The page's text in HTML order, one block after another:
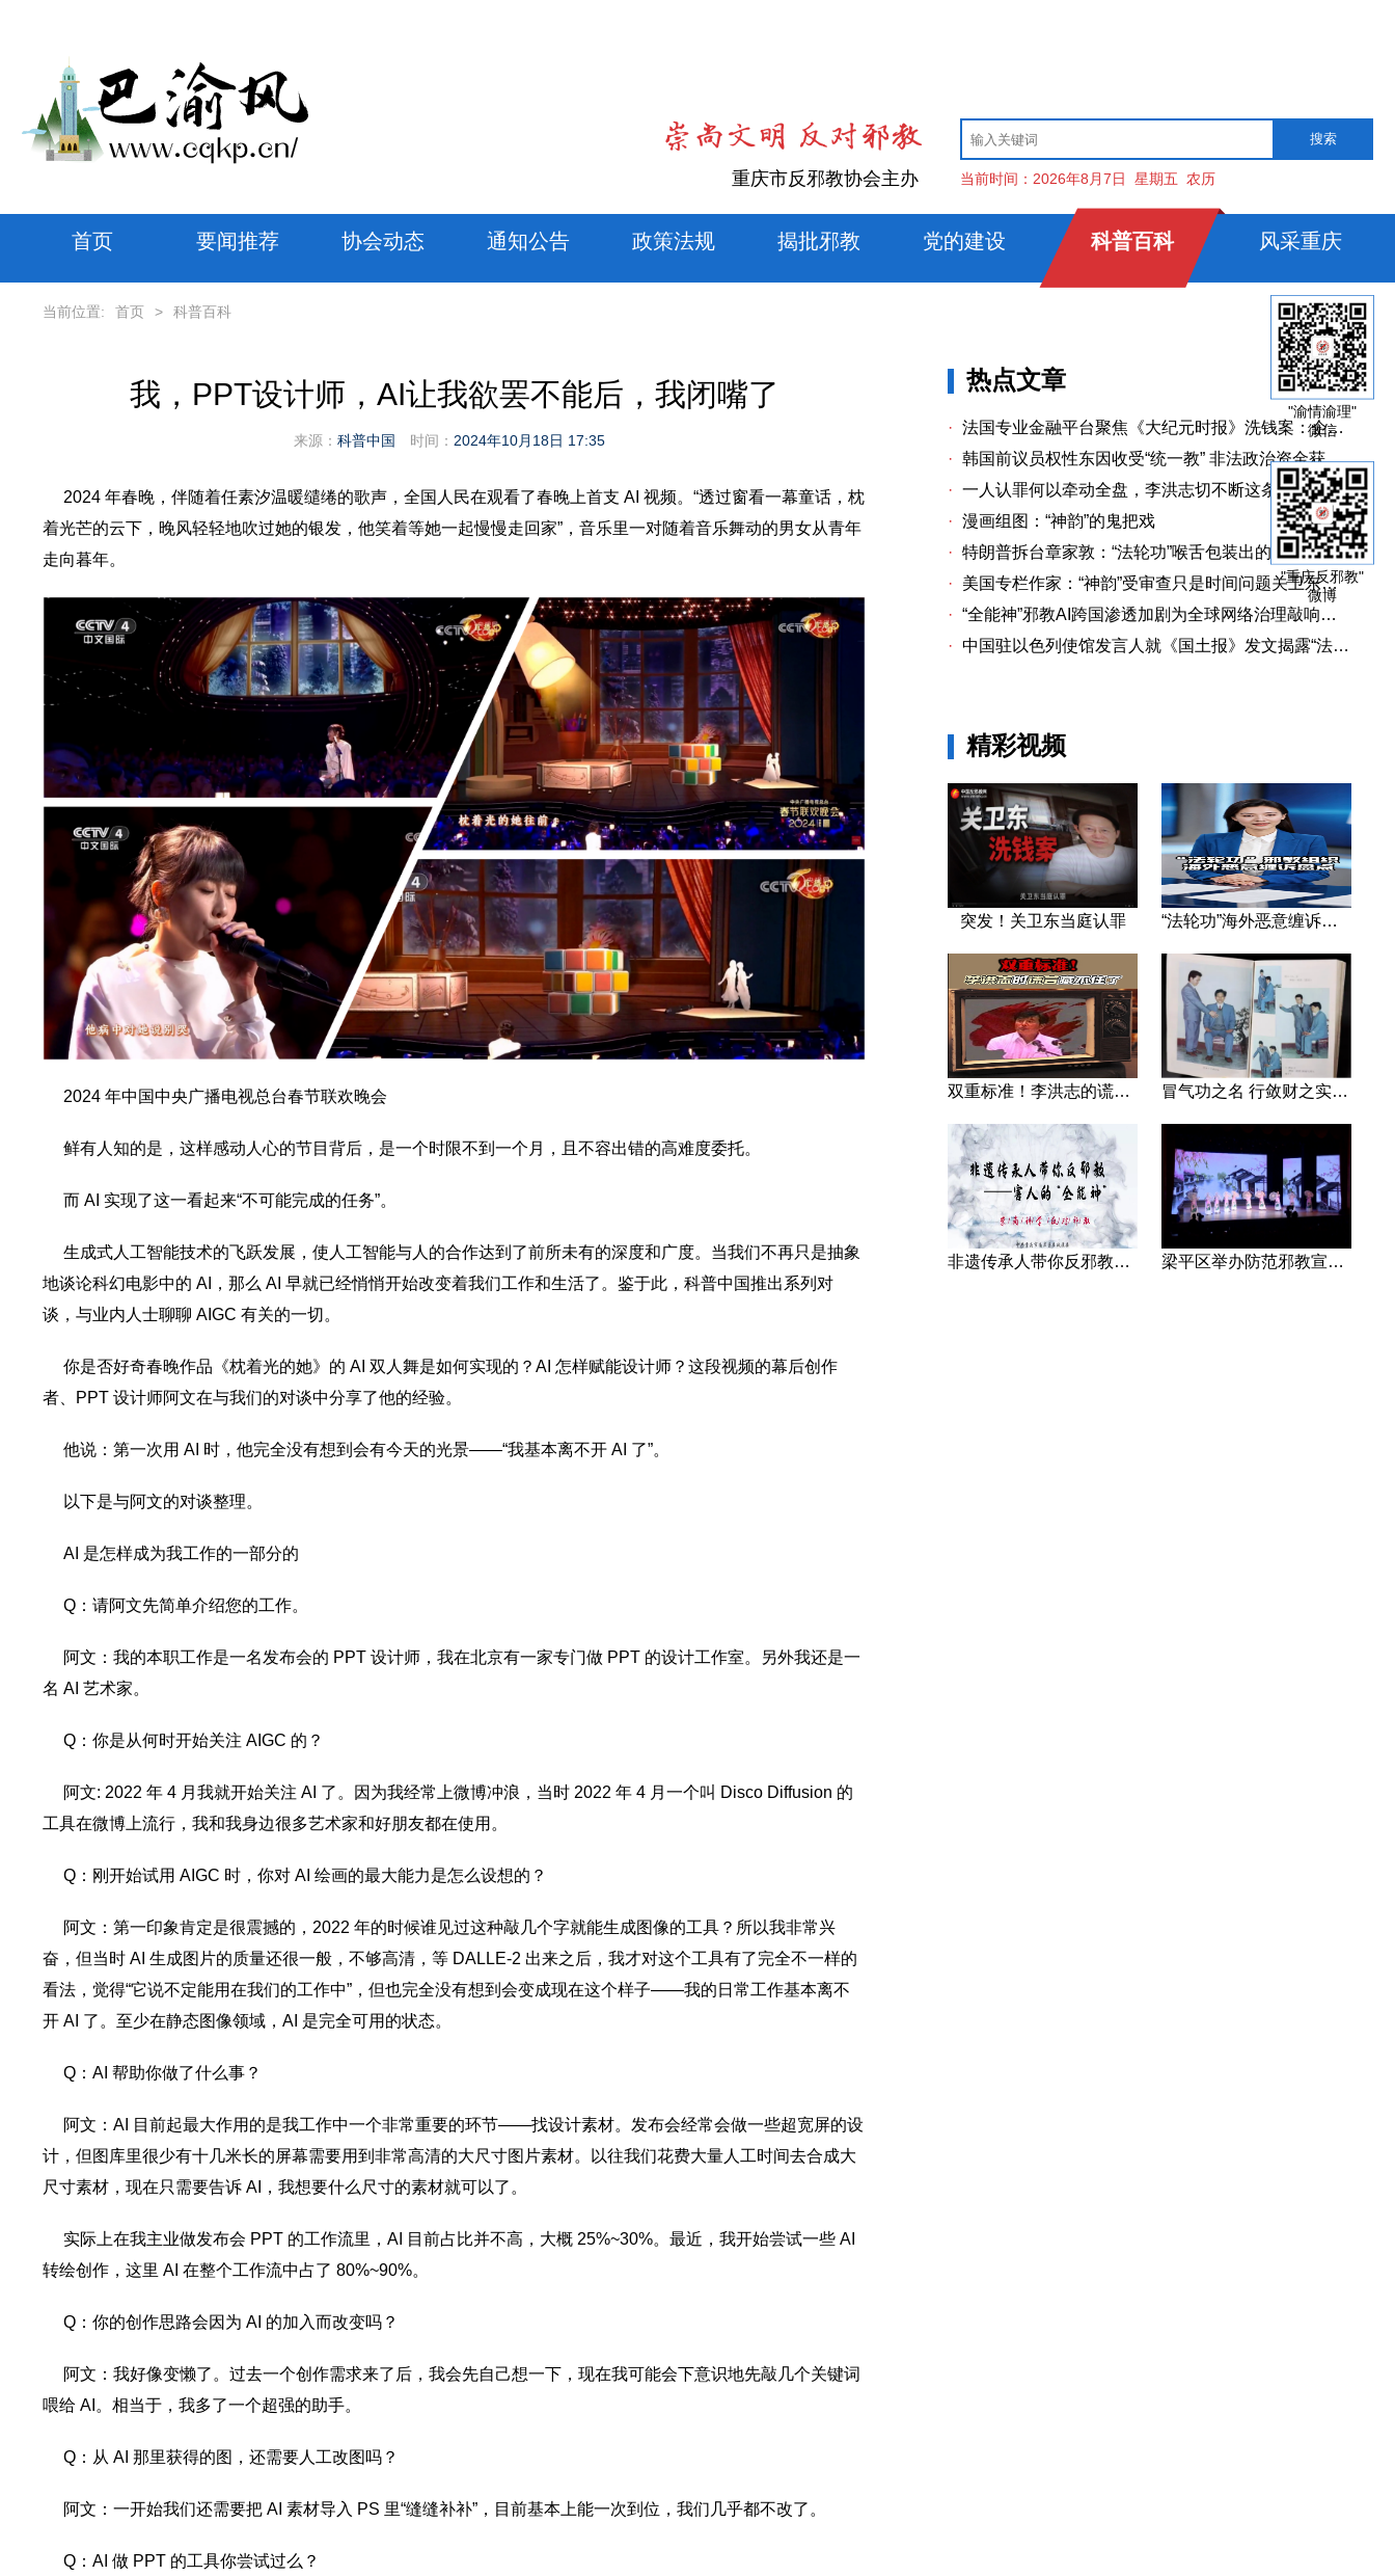
重庆市反邪教协会主办 当前时间： 2026年8月7日 星期五 农历
首页 要闻推荐 协会动态 通知公告 政策法规 揭批邪教 党的建设 科普百科 风采重庆
"渝情渝理"
微信
"重庆反邪教"
微博
当前位置: 首页 > 科普百科
我，PPT设计师，AI让我欲罢不能后，我闭嘴了
来源： 科普中国 时间： 2024年10月18日 17:35
2024 年春晚，伴随着任素汐温暖缱绻的歌声，全国人民在观看了春晚上首支 AI 视频。“透过窗看一幕童话，枕
着光芒的云下，晚风轻轻地吹过她的银发，他笑着等她一起慢慢走回家”，音乐里一对随着音乐舞动的男女从青年
走向暮年。
2024 年中国中央广播电视总台春节联欢晚会
鲜有人知的是，这样感动人心的节目背后，是一个时限不到一个月，且不容出错的高难度委托。
而 AI 实现了这一看起来“不可能完成的任务”。
生成式人工智能技术的飞跃发展，使人工智能与人的合作达到了前所未有的深度和广度。当我们不再只是抽象
地谈论科幻电影中的 AI，那么 AI 早就已经悄悄开始改变着我们工作和生活了。鉴于此，科普中国推出系列对
谈，与业内人士聊聊 AIGC 有关的一切。
你是否好奇春晚作品《枕着光的她》的 AI 双人舞是如何实现的？AI 怎样赋能设计师？这段视频的幕后创作
者、PPT 设计师阿文在与我们的对谈中分享了他的经验。
他说：第一次用 AI 时，他完全没有想到会有今天的光景——“我基本离不开 AI 了”。
以下是与阿文的对谈整理。
AI 是怎样成为我工作的一部分的
Q：请阿文先简单介绍您的工作。
阿文：我的本职工作是一名发布会的 PPT 设计师，我在北京有一家专门做 PPT 的设计工作室。另外我还是一
名 AI 艺术家。
Q：你是从何时开始关注 AIGC 的？
阿文: 2022 年 4 月我就开始关注 AI 了。因为我经常上微博冲浪，当时 2022 年 4 月一个叫 Disco Diffusion 的
工具在微博上流行，我和我身边很多艺术家和好朋友都在使用。
Q：刚开始试用 AIGC 时，你对 AI 绘画的最大能力是怎么设想的？
阿文：第一印象肯定是很震撼的，2022 年的时候谁见过这种敲几个字就能生成图像的工具？所以我非常兴
奋，但当时 AI 生成图片的质量还很一般，不够高清，等 DALLE-2 出来之后，我才对这个工具有了完全不一样的
看法，觉得“它说不定能用在我们的工作中”，但也完全没有想到会变成现在这个样子——我的日常工作基本离不
开 AI 了。至少在静态图像领域，AI 是完全可用的状态。
Q：AI 帮助你做了什么事？
阿文：AI 目前起最大作用的是我工作中一个非常重要的环节——找设计素材。发布会经常会做一些超宽屏的设
计，但图库里很少有十几米长的屏幕需要用到非常高清的大尺寸图片素材。以往我们花费大量人工时间去合成大
尺寸素材，现在只需要告诉 AI，我想要什么尺寸的素材就可以了。
实际上在我主业做发布会 PPT 的工作流里，AI 目前占比并不高，大概 25%~30%。最近，我开始尝试一些 AI
转绘创作，这里 AI 在整个工作流中占了 80%~90%。
Q：你的创作思路会因为 AI 的加入而改变吗？
阿文：我好像变懒了。过去一个创作需求来了后，我会先自己想一下，现在我可能会下意识地先敲几个关键词
喂给 AI。相当于，我多了一个超强的助手。
Q：从 AI 那里获得的图，还需要人工改图吗？
阿文：一开始我们还需要把 AI 素材导入 PS 里“缝缝补补”，目前基本上能一次到位，我们几乎都不改了。
Q：AI 做 PPT 的工具你尝试过么？
热点文章
· 法国专业金融平台聚焦《大纪元时报》洗钱案：企业治理漏洞与监管警示
· 韩国前议员权性东因收受“统一教” 非法政治资金获刑两年
· 一人认罪何以牵动全盘，李洪志切不断这条洗钱链
· 漫画组图：“神韵”的鬼把戏
· 特朗普拆台章家敦：“法轮功”喉舌包装出的“中国专家”
·
美国专栏作家：“神韵”受审查只是时间问题关卫东认罪牵出与《大纪元时报》资金链条
· “全能神”邪教AI跨国渗透加剧为全球网络治理敲响警钟
· 中国驻以色列使馆发言人就《国土报》发文揭露“法轮功”邪教本质答记者问
精彩视频
突发！关卫东当庭认罪 “法轮功”海外恶意缠诉盘点
双重标准！李洪志的谎言藏不住了 冒气功之名 行敛财之实 张宏堡义女“小倩”团伙覆灭记
非遗传承人带你反邪教—害人的“全能神” 梁平区举办防范邪教宣传专场文艺演出